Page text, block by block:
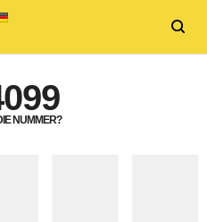
NUMMER?